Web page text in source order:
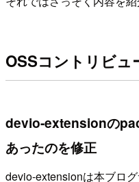
OSSコントリビュ
devio-extensionの
あったのを修正
devio-extensionは本ブロ